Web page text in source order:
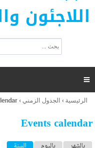
اللاجئون
ت
ر
ل
ح
ب

أنت
هنا
الرئيسية › الجدول الزمني ›
Events calendar